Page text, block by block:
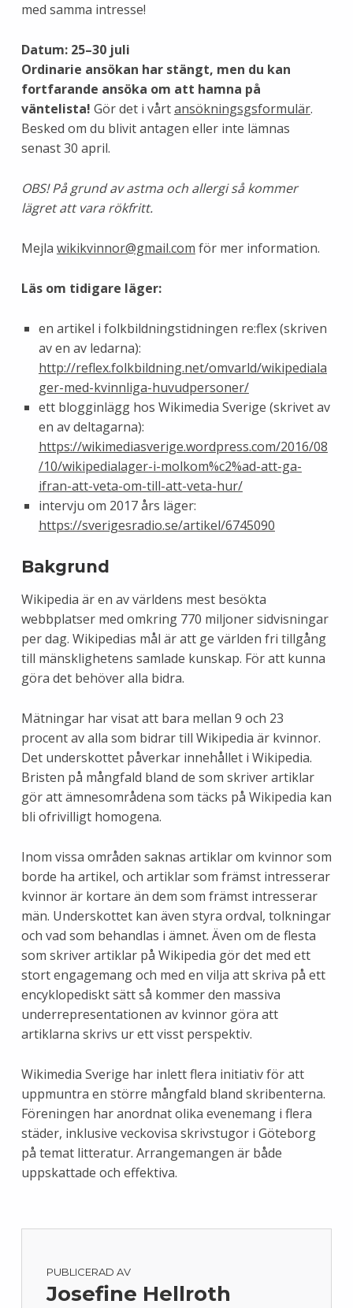
med samma intresse!
Datum: 25–30 juli
Ordinarie ansökan har stängt, men du kan
fortfarande ansöka om att hamna på
väntelista! Gör det i vårtansökningsgsformulär.
Besked om du blivit antagen eller inte lämnas
senast 30 april.
OBS! På grund av astma och allergi så kommer
lägret att vara rökfritt.
Mejla wikikvinnor@gmail.com för mer information.
Läs om tidigare läger:
en artikel i folkbildningstidningen re:flex (skriven
av en av ledarna):
http://reflex.folkbildning.net/omvarld/wikipediala
ger-med-kvinnliga-huvudpersoner/
ett blogginlägg hos Wikimedia Sverige (skrivet av
en av deltagarna):
https://wikimediasverige.wordpress.com/2016/08
/10/wikipedialager-i-molkom%c2%ad-att-ga-
ifran-att-veta-om-till-att-veta-hur/
intervju om 2017 års läger:
https://sverigesradio.se/artikel/6745090
Bakgrund
Wikipedia är en av världens mest besökta
webbplatser med omkring 770 miljoner sidvisningar
per dag. Wikipedias mål är att ge världen fri tillgång
till mänsklighetens samlade kunskap. För att kunna
göra det behöver alla bidra.
Mätningar har visat att bara mellan 9 och 23
procent av alla som bidrar till Wikipedia är kvinnor.
Det underskottet påverkar innehållet i Wikipedia.
Bristen på mångfald bland de som skriver artiklar
gör att ämnesområdena som täcks på Wikipedia kan
bli ofrivilligt homogena.
Inom vissa områden saknas artiklar om kvinnor som
borde ha artikel, och artiklar som främst intresserar
kvinnor är kortare än dem som främst intresserar
män. Underskottet kan även styra ordval, tolkningar
och vad som behandlas i ämnet. Även om de flesta
som skriver artiklar på Wikipedia gör det med ett
stort engagemang och med en vilja att skriva på ett
encyklopediskt sätt så kommer den massiva
underrepresentationen av kvinnor göra att
artiklarna skrivs ur ett visst perspektiv.
Wikimedia Sverige har inlett flera initiativ för att
uppmuntra en större mångfald bland skribenterna.
Föreningen har anordnat olika evenemang i flera
städer, inklusive veckovisa skrivstugor i Göteborg
på temat litteratur. Arrangemangen är både
uppskattade och effektiva.
PUBLICERAD AV
Josefine Hellroth